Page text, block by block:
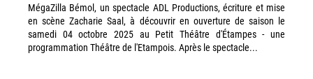
MégaZilla Bémol, un spectacle ADL Productions, écriture et mise
en scène Zacharie Saal, à découvrir en ouverture de saison le
samedi 04 octobre 2025 au Petit Théâtre d'Étampes - une
programmation Théâtre de l'Etampois. Après le spectacle...